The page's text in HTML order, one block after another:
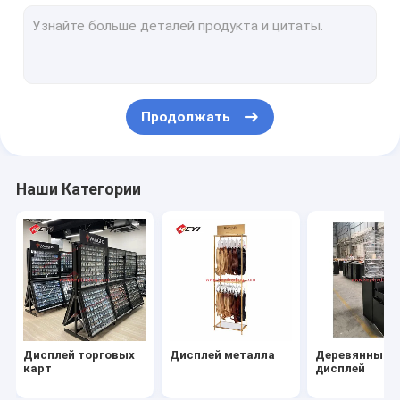
Дисплей одежды
Автомобиль снабжают ободком/дисплей колеса
Дисплей инструмента
Дисплей гольф-клуба
Дисплей рыболовной удочки
Продолжать
Наши Категории
Дисплей торговых
карт
Дисплей металла
Деревянный
дисплей